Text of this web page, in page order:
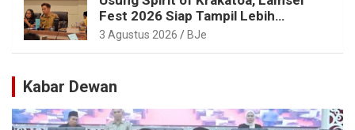
Fest 2026 Siap Tampil Lebih
Spektakuler dengan Empat Event
3 Agustus 2026 BJe
Kabar Dewan